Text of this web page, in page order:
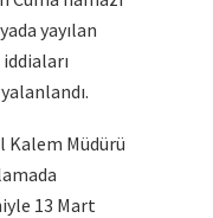
yayılan
iddiaları
Kalem Müdürü
13 Mart